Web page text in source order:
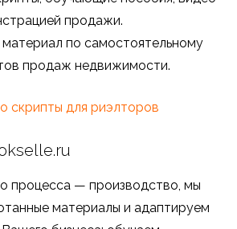
продажи.
по самостоятельному
продаж недвижимости.
скрипты для риэлторов
процесса — производство, мы
материалы и адаптируем